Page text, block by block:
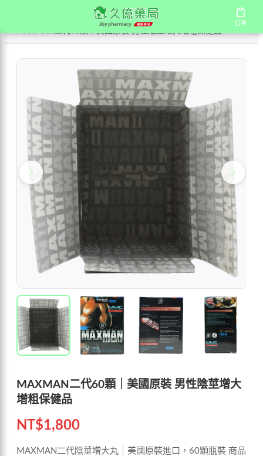
訂單
訂單
MAXMAN二代60顆｜美國原裝 男性陰莖增大增粗保健品
MAXMAN二代60顆｜美國原裝 男性陰莖增大
增粗保健品
NT$1,800
MAXMAN二代陰莖增大丸｜美國原裝進口，60顆瓶裝 商品